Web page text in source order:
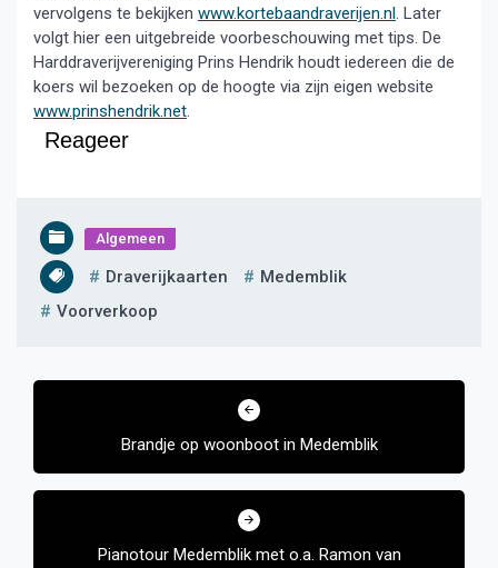
vervolgens te bekijken www.kortebaandraverijen.nl. Later
volgt hier een uitgebreide voorbeschouwing met tips. De
Harddraverijvereniging Prins Hendrik houdt iedereen die de
koers wil bezoeken op de hoogte via zijn eigen website
www.prinshendrik.net.
Reageer
Algemeen
Draverijkaarten
Medemblik
Voorverkoop
Bericht
Brandje op woonboot in Medemblik
Pianotour Medemblik met o.a. Ramon van